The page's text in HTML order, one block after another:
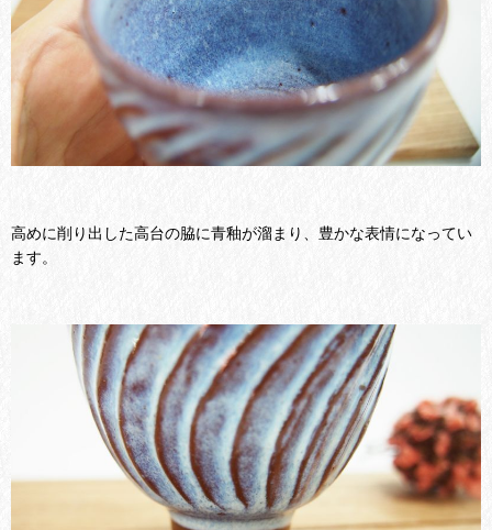
高めに削り出した高台の脇に青釉が溜まり、豊かな表情になってい
ます。